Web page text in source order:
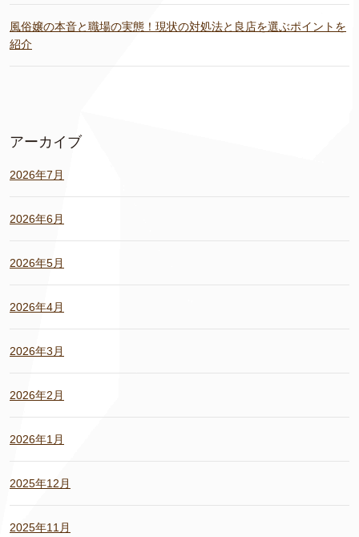
風俗嬢の本音と職場の実態！現状の対処法と良店を選ぶポイントを
紹介
アーカイブ
2026年7月
2026年6月
2026年5月
2026年4月
2026年3月
2026年2月
2026年1月
2025年12月
2025年11月